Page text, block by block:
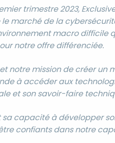
trimestre 2023,
marché de la
macro difficile
notre offre différenciée.
notre mission de créer un
à accéder aux
et son savoir-faire
sa capacité à
confiants dans notre